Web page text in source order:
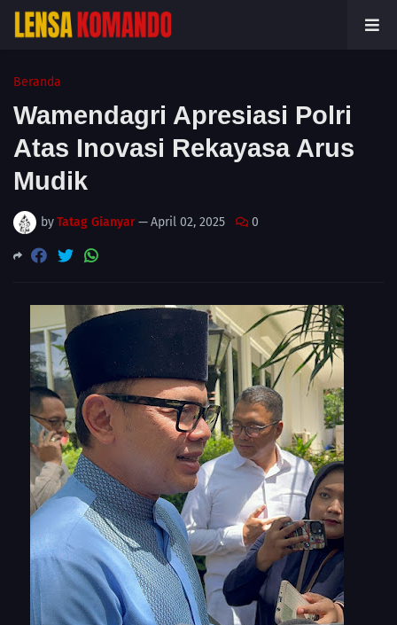
Beranda
Wamendagri Apresiasi Polri
Atas Inovasi Rekayasa Arus
Mudik
byTatag Gianyar—April 02, 2025 0